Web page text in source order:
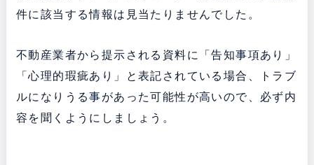
件に該当する情報は見当たりませんでした。
不動産業者から提示される資料に「告知事項あり」
「心理的瑕疵あり」と表記されている場合、トラブ
ルになりうる事があった可能性が高いので、必ず内
容を聞くようにしましょう。